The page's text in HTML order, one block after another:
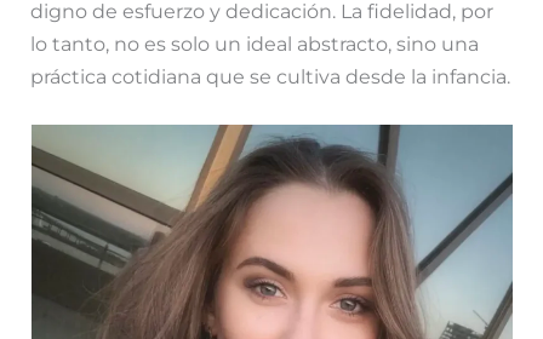
digno de esfuerzo y dedicación. La fidelidad, por
lo tanto, no es solo un ideal abstracto, sino una
práctica cotidiana que se cultiva desde la infancia.